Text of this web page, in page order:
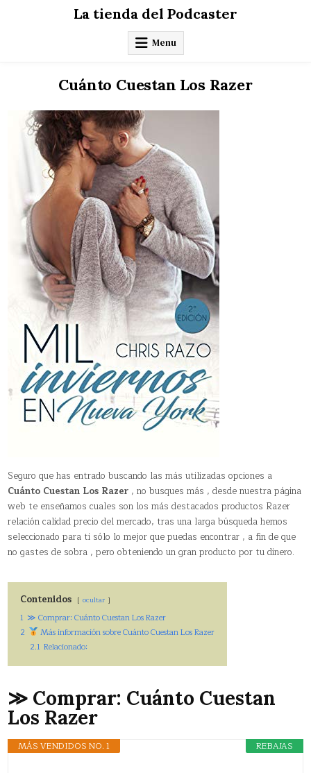
La tienda del Podcaster
Menu
Cuánto Cuestan Los Razer
Seguro que has entrado buscando las más utilizadas opciones a
Cuánto Cuestan Los Razer , no busques más , desde nuestra página
web te enseñamos cuales son los más destacados productos Razer
relación calidad precio del mercado, tras una larga búsqueda hemos
seleccionado para ti sólo lo mejor que puedas encontrar , a fin de que
no gastes de sobra , pero obteniendo un gran producto por tu dinero.
Contenidos ocultar
1 ≫ Comprar: Cuánto Cuestan Los Razer
2
Más información sobre Cuánto Cuestan Los Razer
2.1 Relacionado:
≫ Comprar: Cuánto Cuestan
Los Razer
REBAJAS
MÁS VENDIDOS NO. 1